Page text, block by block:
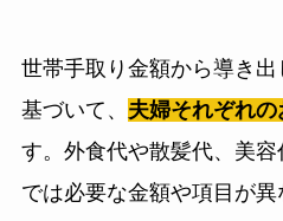
世帯手取り金額から導き
基づいて、 夫婦それぞれ
す。外食代や散髪代、美
では必要な金額や項目が